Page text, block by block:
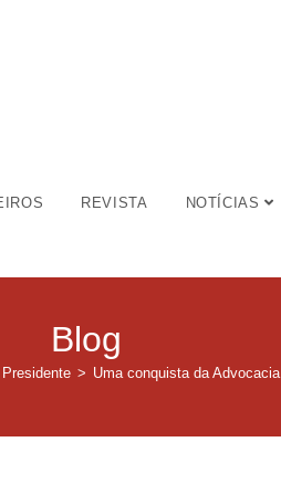
REVISTA NOTÍCIAS
Blog
> Uma conquista da Advocacia